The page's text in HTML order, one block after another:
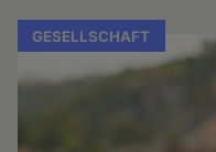
GESELLSCHAFT